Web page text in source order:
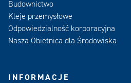
Budownictwo
Kleje przemysłowe
Odpowiedzialność korporacyjna
Nasza Obietnica dla Środowiska
INFORMACJE